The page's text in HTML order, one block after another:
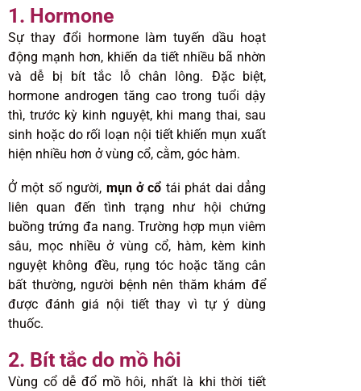
1. Hormone
Sự thay đổi hormone làm tuyến dầu hoạt
động mạnh hơn, khiến da tiết nhiều bã nhờn
và dễ bị bít tắc lỗ chân lông. Đặc biệt,
hormone androgen tăng cao trong tuổi dậy
thì, trước kỳ kinh nguyệt, khi mang thai, sau
sinh hoặc do rối loạn nội tiết khiến mụn xuất
hiện nhiều hơn ở vùng cổ, cằm, góc hàm.
Ở một số người, mụn ở cổ tái phát dai dẳng
liên quan đến tình trạng như hội chứng
buồng trứng đa nang. Trường hợp mụn viêm
sâu, mọc nhiều ở vùng cổ, hàm, kèm kinh
nguyệt không đều, rụng tóc hoặc tăng cân
bất thường, người bệnh nên thăm khám để
được đánh giá nội tiết thay vì tự ý dùng
thuốc.
2. Bít tắc do mồ hôi
Vùng cổ dễ đổ mồ hôi, nhất là khi thời tiết